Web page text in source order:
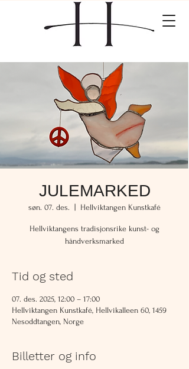
JULEMARKED
søn. 07. des. Hellviktangen Kunstkafé
Hellviktangens tradisjonsrike kunst- og
håndverksmarked
Tid og sted
07. des. 2025, 12:00 – 17:00
Hellviktangen Kunstkafé, Hellvikalleen 60, 1459
Nesoddtangen, Norge
Billetter og info